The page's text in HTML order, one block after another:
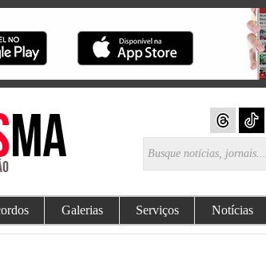
Galerias Serviços Notícias